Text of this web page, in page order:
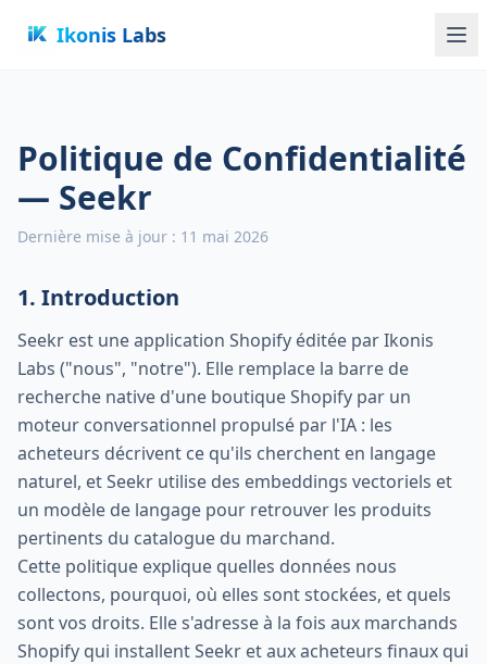
Ikonis Labs
Politique de Confidentialité
— Seekr
Dernière mise à jour : 11 mai 2026
1. Introduction
Seekr est une application Shopify éditée par Ikonis
Labs ("nous", "notre"). Elle remplace la barre de
recherche native d'une boutique Shopify par un
moteur conversationnel propulsé par l'IA : les
acheteurs décrivent ce qu'ils cherchent en langage
naturel, et Seekr utilise des embeddings vectoriels et
un modèle de langage pour retrouver les produits
pertinents du catalogue du marchand.
Cette politique explique quelles données nous
collectons, pourquoi, où elles sont stockées, et quels
sont vos droits. Elle s'adresse à la fois aux marchands
Shopify qui installent Seekr et aux acheteurs finaux qui